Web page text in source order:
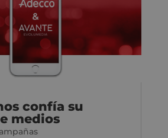
confía su
medios